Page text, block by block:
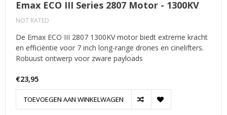
Emax ECO III Series 2807 Motor - 1300KV
NOT RATED
De Emax ECO III 2807 1300KV motor biedt extreme kracht
en efficiëntie voor 7 inch long-range drones en cinelifters.
Robuust ontwerp voor zware payloads
€23,95
TOEVOEGEN AAN WINKELWAGEN